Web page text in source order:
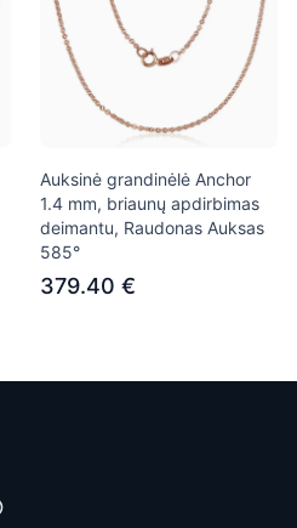
Auksinė grandinėlė Anchor
1.4 mm, briaunų apdirbimas
deimantu, Raudonas Auksas
585°
379.40 €